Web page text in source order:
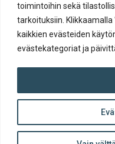
toimintoihin sekä
tarkoituksiin. Klikkaamalla
kaikkien evästeiden
evästekategoriat ja
Saavutettavuusseloste
© Salon kaupunki